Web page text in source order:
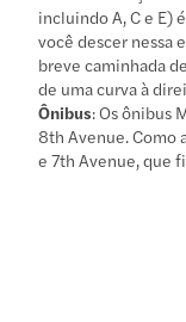
incluindo A, C e E)
você descer nessa
breve caminhada
de uma curva à
Ônibus: Os ônibus
8th Avenue. Como
e 7th Avenue, que